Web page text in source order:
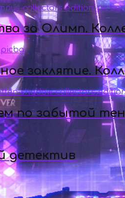
за Олимп.
заклятие.
по забытой
детектив